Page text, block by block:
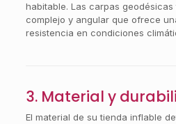
habitable. Las carpas
complejo y angular que ofrece
resistencia en condiciones
3. Material y
El material de su tienda inflable